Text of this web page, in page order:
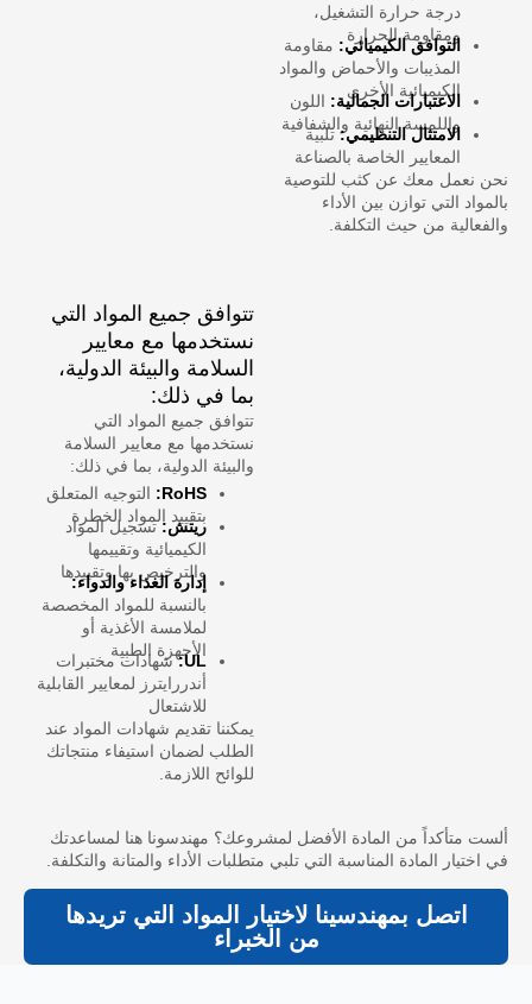
درجة حرارة التشغيل،
ومقاومة الحرارة
التوافق الكيميائي:مقاومة
المذيبات والأحماض والمواد
الكيميائية الأخرى
الاعتبارات الجمالية:اللون
واللمسة النهائية والشفافية
الامتثال التنظيمي:تلبية
المعايير الخاصة بالصناعة
نحن نعمل معك عن كثب للتوصية
بالمواد التي توازن بين الأداء
والفعالية من حيث التكلفة.
تتوافق جميع المواد التي
نستخدمها مع معايير
السلامة والبيئة الدولية،
بما في ذلك:
تتوافق جميع المواد التي
نستخدمها مع معايير السلامة
والبيئة الدولية، بما في ذلك:
RoHS: التوجيه المتعلق
بتقييد المواد الخطرة
ريتش: تسجيل المواد
الكيميائية وتقييمها
والترخيص بها وتقييدها
إدارة الغذاء والدواء:
بالنسبة للمواد المخصصة
لملامسة الأغذية أو
الأجهزة الطبية
UL: شهادات مختبرات
أندررايترز لمعايير القابلية
للاشتعال
يمكننا تقديم شهادات المواد عند
الطلب لضمان استيفاء منتجاتك
للوائح اللازمة.
ألست متأكداً من المادة الأفضل لمشروعك؟ مهندسونا هنا لمساعدتك
في اختيار المادة المناسبة التي تلبي متطلبات الأداء والمتانة والتكلفة.
اتصل بمهندسينا لاختيار المواد التي تريدها
من الخبراء